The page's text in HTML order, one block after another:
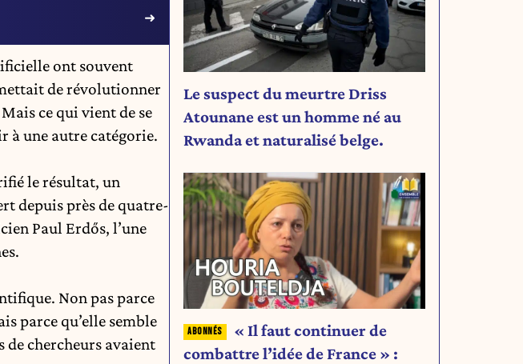
ont souvent
de révolutionner
ce qui vient de se
à une autre catégorie.
le résultat, un
depuis près de quatre-
Paul Erdős, l’une
Non pas parce
parce qu’elle semble
chercheurs avaient
Le suspect du meurtre Driss
Atounane est un homme né au
Rwanda et naturalisé belge.
« Il faut continuer de
combattre l’idée de France » :